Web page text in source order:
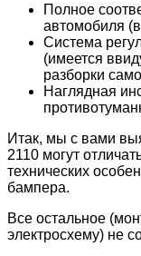
Полное
автомобиля
Система
(имеется
разборки
Наглядная
Итак, мы с вами
2110 могут
технических
бампера.
Все остальное
электросхему) не